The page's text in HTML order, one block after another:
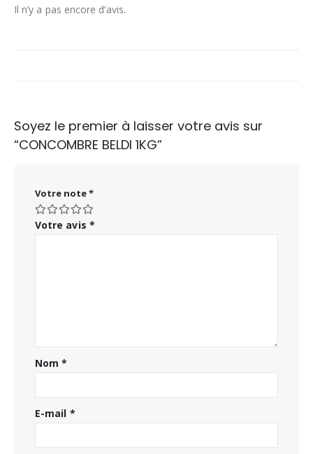
Il n’y a pas encore d’avis.
Soyez le premier à laisser votre avis sur
“CONCOMBRE BELDI 1KG”
Votre note*
Votre avis *
Nom*
E-mail *